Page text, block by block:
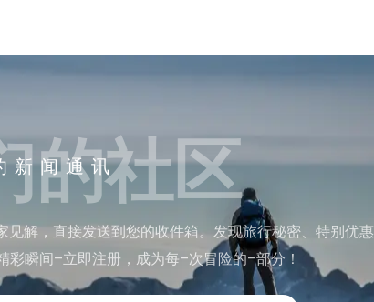
新闻通讯
的社区
解，直接发送到您的收件箱。发现旅行秘密、特别优惠
瞬间–立即注册，成为每–次冒险的–部分！